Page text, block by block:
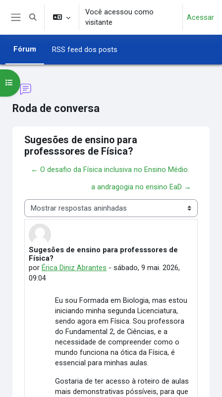
Ir para o conteúdo principal
Alternar entrada de pesquisa
Você acessou como
visitante
Acessar
Fórum RSS feed dos posts
Roda de conversa
Abrir índice do curso
Sugesões de ensino para
professsores de Física?
← O desafio da Física inclusiva no Ensino Médio.
a andragogia no ensino EaD →
Modo de visualização
Sugesões de ensino para professsores de
Física?
por Érica Diniz Abrantes -sábado, 9 mai. 2026,
09:04
Número de respostas: 0
Eu sou Formada em Biologia, mas estou
iniciando minha segunda Licenciatura,
sendo agora em Física. Sou professora
do Fundamental 2, de Ciências, e a
necessidade de compreender como o
mundo funciona na ótica da Física, é
essencial para minhas aulas.
Gostaria de ter acesso à roteiro de aulas
mais demonstrativas póssíveis, para que